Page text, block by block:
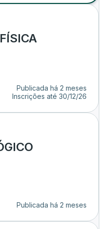
Publicada há 2 meses
Inscrições até 30/12/26
Publicada há 2 meses